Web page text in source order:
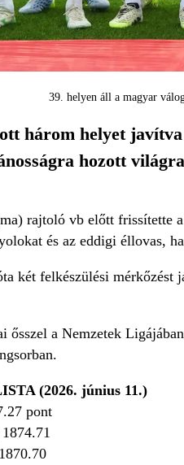
39. helyen áll a magyar
három helyet
hozott
rajtoló vb előtt frissítette
és az eddigi éllovas,
két felkészülési mérkőzést
ősszel a Nemzetek
(2026. június 11.)
pont